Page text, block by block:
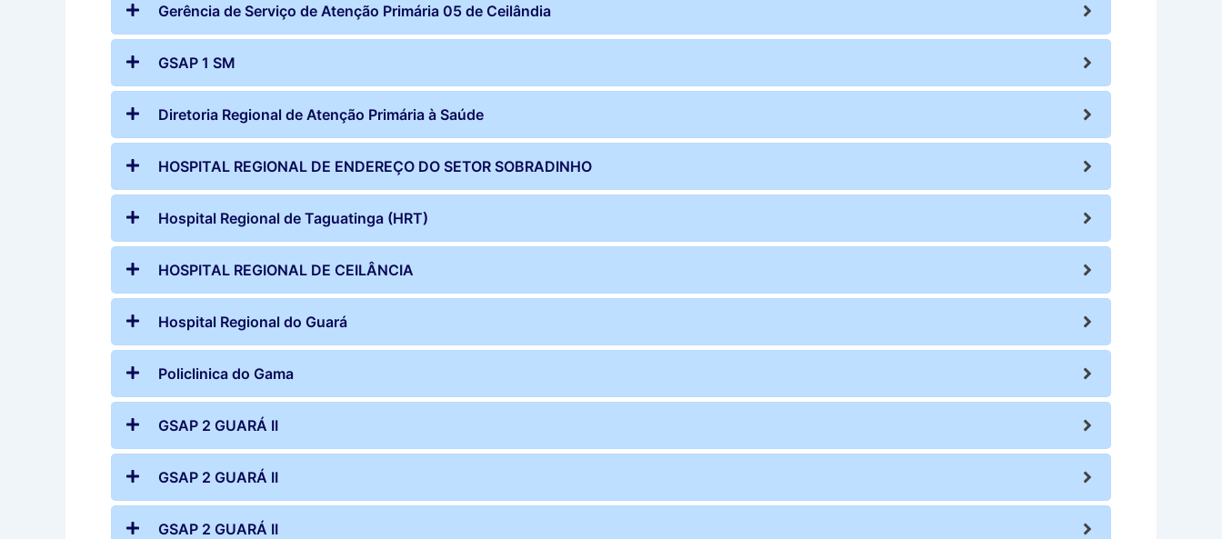
Gerência de Serviço de Atenção Primária 05 de Ceilândia
GSAP 1 SM
Diretoria Regional de Atenção Primária à Saúde
HOSPITAL REGIONAL DE ENDEREÇO DO SETOR SOBRADINHO
Hospital Regional de Taguatinga (HRT)
HOSPITAL REGIONAL DE CEILÂNCIA
Hospital Regional do Guará
Policlinica do Gama
GSAP 2 GUARÁ II
GSAP 2 GUARÁ II
GSAP 2 GUARÁ II